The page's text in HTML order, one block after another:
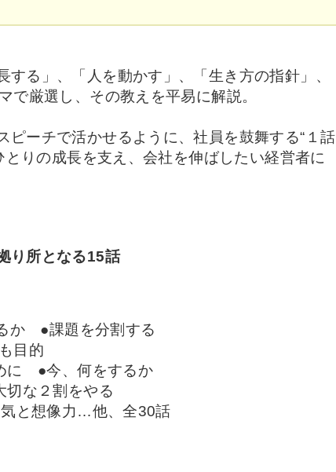
る」、「人を動かす」、「生き方の指針」、
厳選し、その教えを平易に解説。
ーチで活かせるように、社員を鼓舞する“１話
りの成長を支え、会社を伸ばしたい経営者に
り所となる15話
か ●課題を分割する
目的
に ●今、何をするか
な２割をやる
と想像力…他、全30話